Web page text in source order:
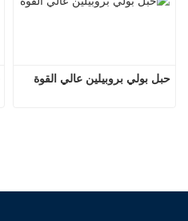
حبل بولي بروبيلين عالي القوة